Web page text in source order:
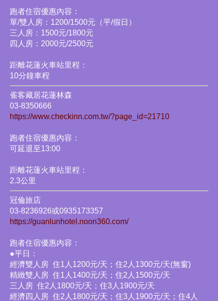
跑者住宿優惠內容：
單/雙人房：1200/1500元（平/假日）
三人房：1500元/1800元
四人房：2000元/2500元
距離花蓮火車站里程：
10分鐘車程
雀客藏居花蓮林森
03-8350666
https://www.checkinn.com.tw/?page_id=21710
跑者住宿優惠內容：
可延退至13:00
距離花蓮火車站里程：
2.3公里
冠倫旅店
03-8236926或0935173357
https://guanlunhotel.noon360.com/
跑者住宿優惠內容：
●平日：
經濟雙人房 住1人1200元/天；住2人1300元/天(無窗)
精緻雙人房 住1人1400元/天；住2人1500元/天
三人房 住2人1800元/天；住3人1900元/天
經濟四人房 住2人1800元/天；住3人1900元/天；住4人